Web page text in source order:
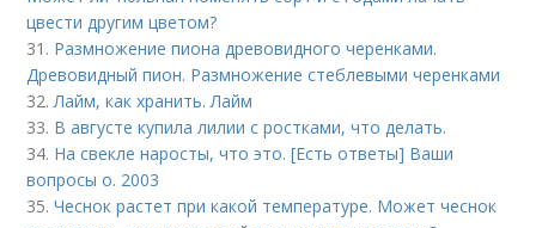
цвести другим цветом?
31. Размножение пиона древовидного черенками.
Древовидный пион. Размножение стеблевыми черенками
32.Лайм, как хранить. Лайм
33. В августе купила лилии с ростками, что делать.
34. На свекле наросты, что это. [Есть ответы] Ваши
вопросы о. 2003
35.Чеснок растет при какой температуре. Может чеснок